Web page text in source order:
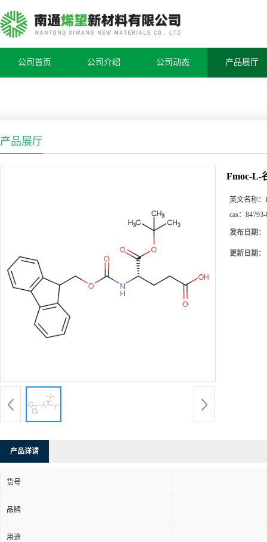
公司首页 公司介绍 公司动态 产品展厅
产品展厅
Fmoc-L-
英文名称：
cas：
发布日期：
更新日期：
产品详请
货号
品牌
用途